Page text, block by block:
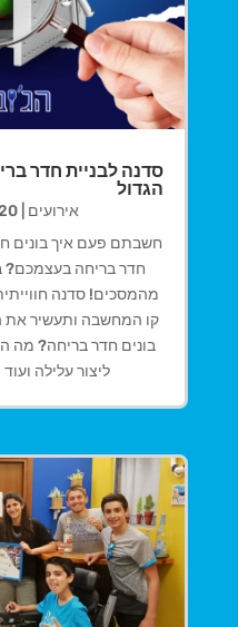
סדנה לבניית חדר
הגדול
| אירועים
חשבתם פעם איך בונים
חדר בריחה בעצמכם?
מהמסכים! סדנה
קו המחשבה ותעשיר את
בונים חדר בריחה? מה
ליצור עלילה